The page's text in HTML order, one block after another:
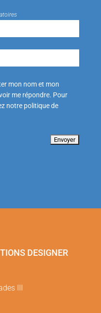
mon nom et mon
me répondre. Pour
notre politique de
DESIGNER
III